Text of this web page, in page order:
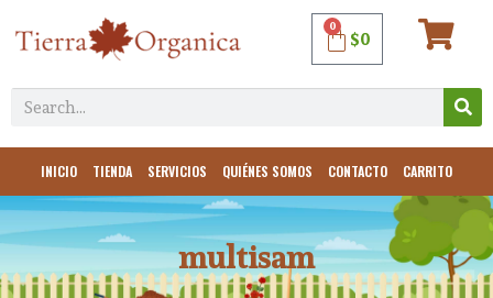
$0
0
INICIO TIENDA SERVICIOS QUIÉNES SOMOS CONTACTO CARRITO
multisam